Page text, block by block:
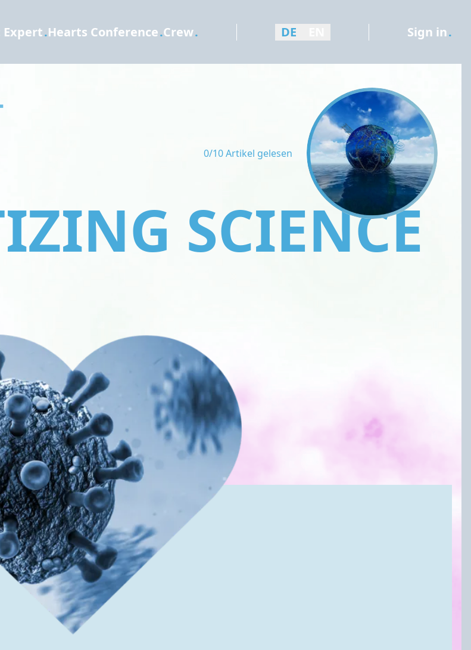
.Hearts Conference.Crew. DE Sign in.
0/10 Artikel gelesen
SCIENCE